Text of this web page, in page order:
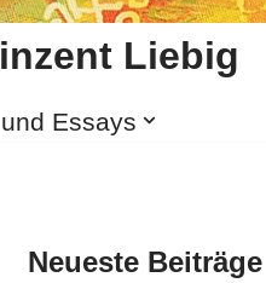
Liebig
Essays
Neueste Beiträge